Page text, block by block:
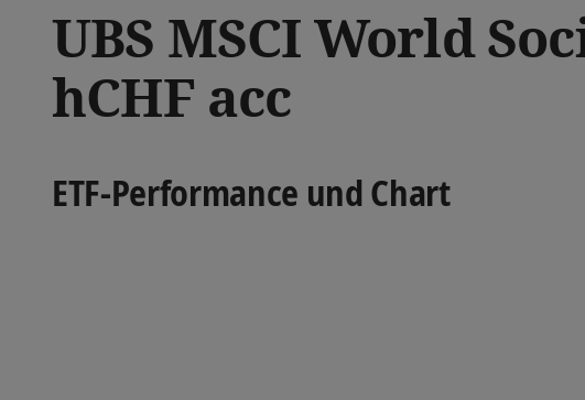
UBS MSCI World
hCHF acc
ETF-Performance und Chart